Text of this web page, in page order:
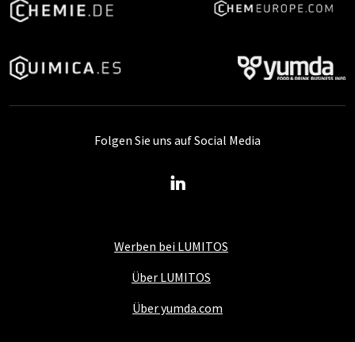
Werben bei LUMITOS
Über LUMITOS
Über yumda.com
Folgen Sie uns auf Social Media